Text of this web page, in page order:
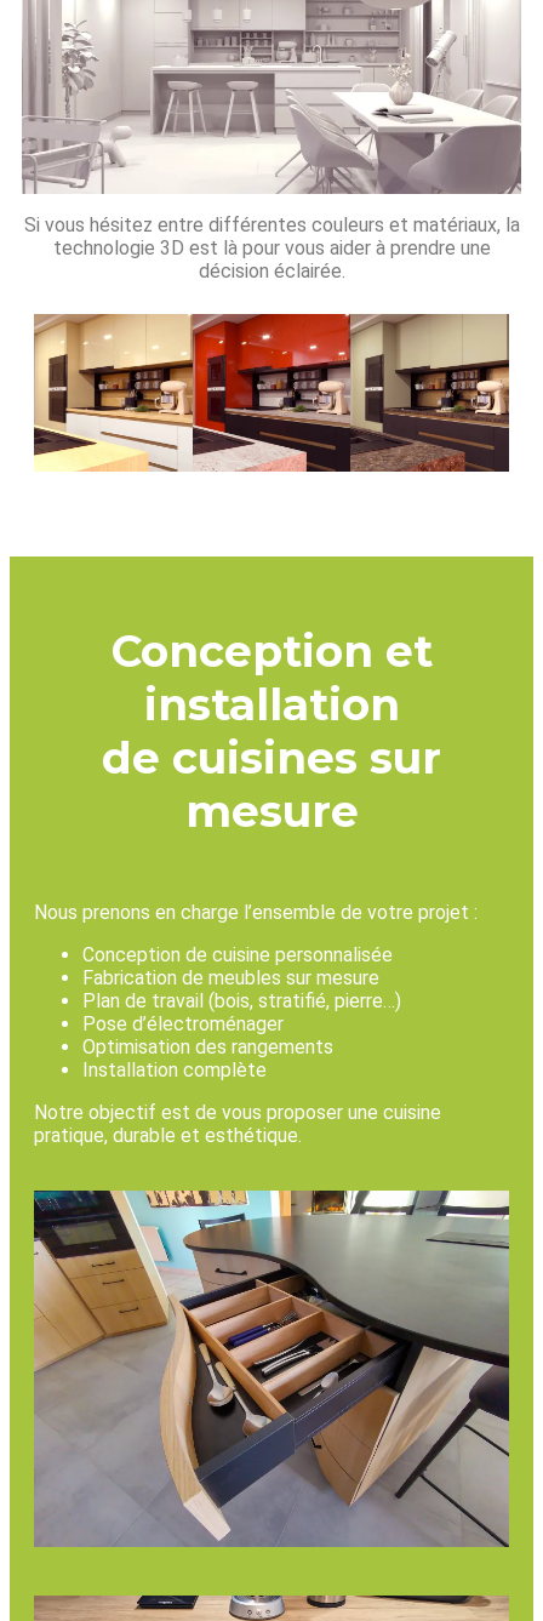
Si vous hésitez entre différentes couleurs et matériaux, la
technologie 3D est là pour vous aider à prendre une
décision éclairée.
Conception et
installation
de cuisines sur
mesure
Nous prenons en charge l’ensemble de votre projet :
Conception de cuisine personnalisée
Fabrication de meubles sur mesure
Plan de travail (bois, stratifié, pierre…)
Pose d’électroménager
Optimisation des rangements
Installation complète
Notre objectif est de vous proposer une cuisine
pratique, durable et esthétique.